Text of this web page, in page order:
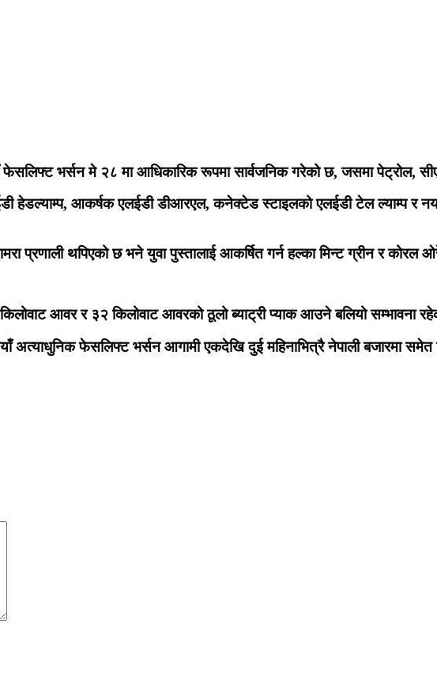
फेसलिफ्ट भर्सन मे २८ मा आधिकारिक रूपमा सार्वजनिक गरेको छ, जसमा पेट्रोल,
हेडल्याम्प, आकर्षक एलईडी डीआरएल, कनेक्टेड स्टाइलको एलईडी टेल ल्याम्प र
प्रणाली थपिएको छ भने युवा पुस्तालाई आकर्षित गर्न हल्का मिन्ट ग्रीन र
किलोवाट आवर र ३२ किलोवाट आवरको ठूलो ब्याट्री प्याक आउने बलियो सम्भावना
अत्याधुनिक फेसलिफ्ट भर्सन आगामी एकदेखि दुई महिनाभित्रै नेपाली बजारमा समेत